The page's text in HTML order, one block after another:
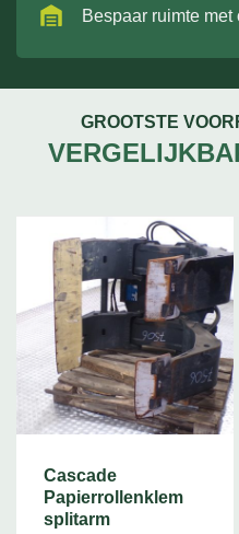
Bespaar ruimte met
GROOTSTE
Cascade
Papierrollenklem
splitarm